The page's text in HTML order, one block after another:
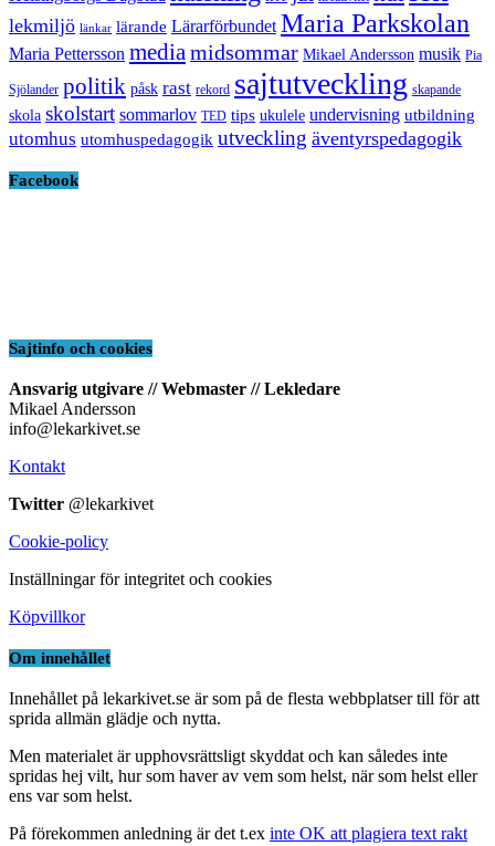
lekmiljö länkar lärande Lärarförbundet Maria Parkskolan
Maria Pettersson media midsommar Mikael Andersson musik Pia
Sjölander politik påsk rast rekord sajtutveckling skapande
skola skolstart sommarlov TED tips ukulele undervisning utbildning
utomhus utomhuspedagogik utveckling äventyrspedagogik
Facebook
Sajtinfo och cookies
Ansvarig utgivare // Webmaster // Lekledare
Mikael Andersson
info@lekarkivet.se
Kontakt
Twitter @lekarkivet
Cookie-policy
Inställningar för integritet och cookies
Köpvillkor
Om innehållet
Innehållet på lekarkivet.se är som på de flesta webbplatser till för att
sprida allmän glädje och nytta.
Men materialet är upphovsrättsligt skyddat och kan således inte
spridas hej vilt, hur som haver av vem som helst, när som helst eller
ens var som helst.
På förekommen anledning är det t.ex inte OK att plagiera text rakt